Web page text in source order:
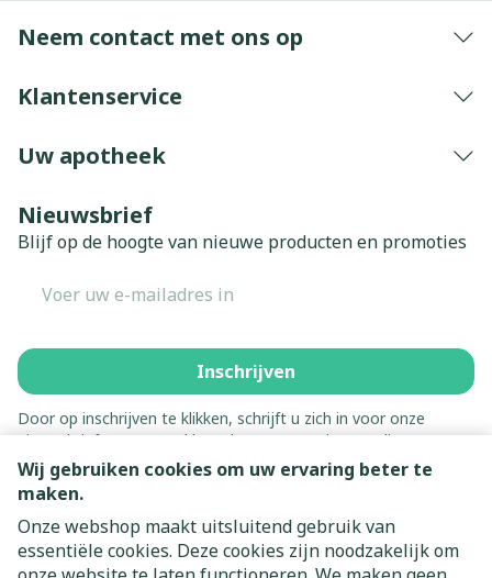
Wij gebruiken cookies om uw ervaring beter te
maken.
Onze webshop maakt uitsluitend gebruik van
essentiële cookies. Deze cookies zijn noodzakelijk om
Neem contact met ons op
Klantenservice
Uw apotheek
Nieuwsbrief
Blijf op de hoogte van nieuwe producten en promoties
Inschrijven
Door op inschrijven te klikken, schrijft u zich in voor onze
nieuwsbrief en gaat u akkoord met onzeprivacy policy.